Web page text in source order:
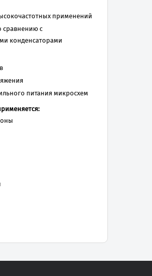
применений
сравнению с
конденсаторами
питания микросхем